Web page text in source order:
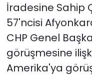
İradesine Sahip
57'ncisi
CHP Genel
görüşmesine
Amerika'ya